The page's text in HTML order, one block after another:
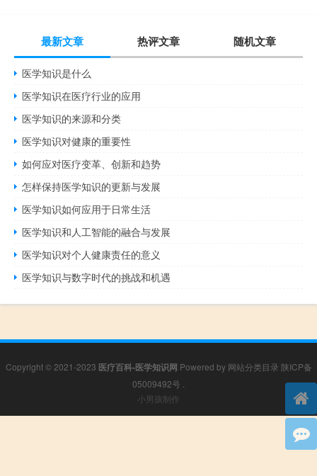
最新文章 热评文章 随机文章
医学知识是什么
医学知识在医疗行业的应用
医学知识的来源和分类
医学知识对健康的重要性
如何应对医疗变革、创新和趋势
怎样保持医学知识的更新与发展
医学知识如何应用于日常生活
医学知识和人工智能的融合与发展
医学知识对个人健康责任的意义
医学知识与数字时代的挑战和机遇
Copyright © 2021-2023 医疗百科-医学知识网 Powered by 网站分类目录 陕ICP备
05009492号
小男孩制作